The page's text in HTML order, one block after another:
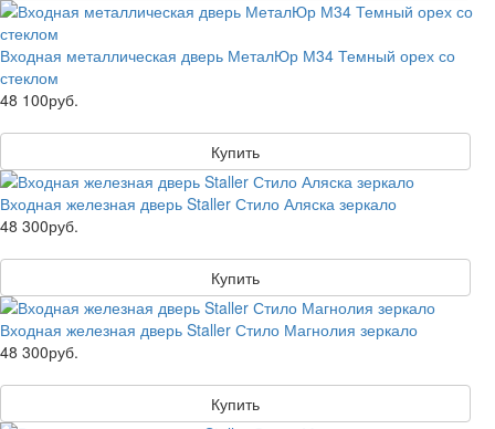
Входная металлическая дверь МеталЮр М34 Темный орех со
стеклом
48 100руб.
Купить
Входная железная дверь Staller Стило Аляска зеркало
48 300руб.
Купить
Входная железная дверь Staller Стило Магнолия зеркало
48 300руб.
Купить